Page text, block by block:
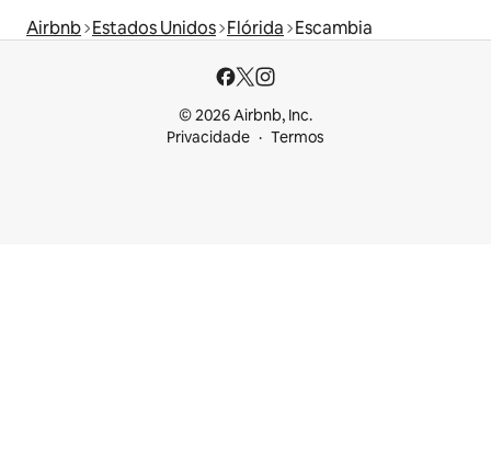
Airbnb Estados Unidos Flórida Escambia
© 2026 Airbnb, Inc.
Privacidade
Termos